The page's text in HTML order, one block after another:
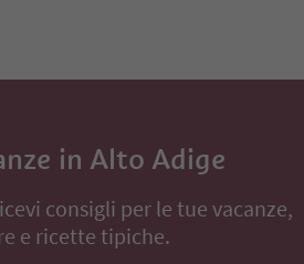
in Alto Adige
consigli per le tue vacanze,
e ricette tipiche.